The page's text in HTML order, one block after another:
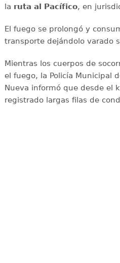
la ruta al Pacífico, en
El fuego se prolongó y
transporte dejándolo varado
Mientras los cuerpos de
el fuego, la Policía Municipal
Nueva informó que desde el
registrado largas filas de